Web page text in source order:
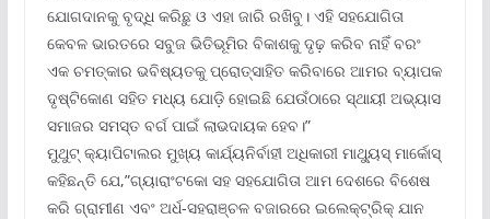
ଯୋଗଦାନକୁ ବୃଦ୍ଧି କରିଛୁ ଓ ଏହା ଜାରି ରଖିବୁ। ଏହି ସହଯୋଗିତା
କେବଳ ଭାରତରେ ସବୁଜ ଭିତିଭୂମିର ବିକାଶକୁ ଦୃଢ଼ କରିବ ନାହିଁ ବରଂ
ଏକ ଚମତ୍କାର ଭବିଷ୍ୟତକୁ ପ୍ରୋତ୍ସାହିତ କରିବାରେ ଆମର ବ୍ୟାପକ
ଦୃଷ୍ଟିକୋଣ ସହିତ ମଧ୍ୟ ଯୋଡ଼ି ହୋଇଛି ଯେଉଁଠାରେ ସ୍ଥାୟୀ ଅଭ୍ୟାସ
ସମାଜର ସମସ୍ତ ବର୍ଗ ପାଇଁ ଲାଭଦାୟକ ହେବ।”
ମୁଥୁଟ୍ କ୍ୟାପିଟାଲର ମୁଖ୍ୟ କାର୍ଯ୍ୟନିର୍ବାହୀ ଅଧିକାରୀ ମାଥ୍ୟୁସ୍ ମାର୍କୋସ୍
କହିଛନ୍ତି ଯେ,”ଗ୍ୟାରାଂଟକୋ ସହ ସହଯୋଗିତା ଆମ ଦେଶରେ ବିଶେଷ
କରି ଗ୍ରାମୀଣ ଏବଂ ଅର୍ଧ-ସହରାଞ୍ଚଳ ବଜାରରେ ଇଲେକ୍ଟ୍ରିକ୍ ଯାନ